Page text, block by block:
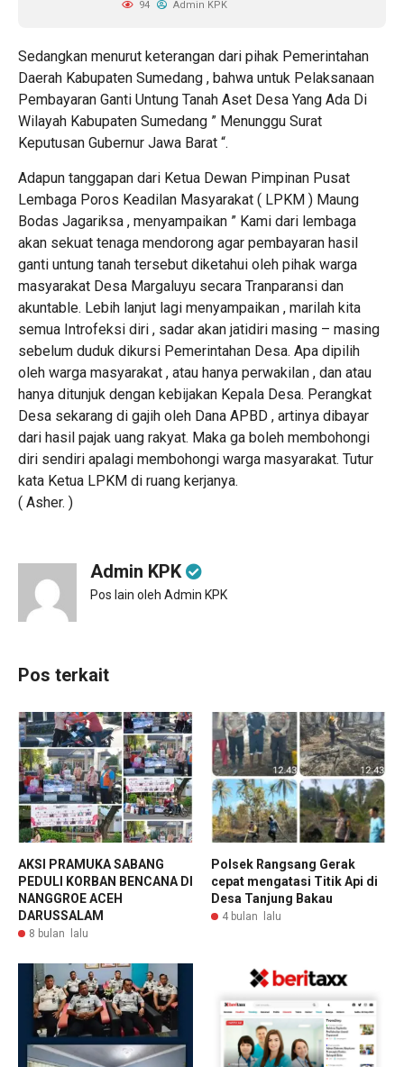
94 Admin KPK
Sedangkan menurut keterangan dari pihak Pemerintahan
Daerah Kabupaten Sumedang , bahwa untuk Pelaksanaan
Pembayaran Ganti Untung Tanah Aset Desa Yang Ada Di
Wilayah Kabupaten Sumedang ” Menunggu Surat
Keputusan Gubernur Jawa Barat “.
Adapun tanggapan dari Ketua Dewan Pimpinan Pusat
Lembaga Poros Keadilan Masyarakat ( LPKM ) Maung
Bodas Jagariksa , menyampaikan ” Kami dari lembaga
akan sekuat tenaga mendorong agar pembayaran hasil
ganti untung tanah tersebut diketahui oleh pihak warga
masyarakat Desa Margaluyu secara Tranparansi dan
akuntable. Lebih lanjut lagi menyampaikan , marilah kita
semua Introfeksi diri , sadar akan jatidiri masing – masing
sebelum duduk dikursi Pemerintahan Desa. Apa dipilih
oleh warga masyarakat , atau hanya perwakilan , dan atau
hanya ditunjuk dengan kebijakan Kepala Desa. Perangkat
Desa sekarang di gajih oleh Dana APBD , artinya dibayar
dari hasil pajak uang rakyat. Maka ga boleh membohongi
diri sendiri apalagi membohongi warga masyarakat. Tutur
kata Ketua LPKM di ruang kerjanya.
( Asher. )
Admin KPK
Pos lain oleh Admin KPK
Pos terkait
AKSI PRAMUKA SABANG
PEDULI KORBAN BENCANA DI
NANGGROE ACEH
DARUSSALAM
8 bulan lalu
Polsek Rangsang Gerak
cepat mengatasi Titik Api di
Desa Tanjung Bakau
4 bulan lalu